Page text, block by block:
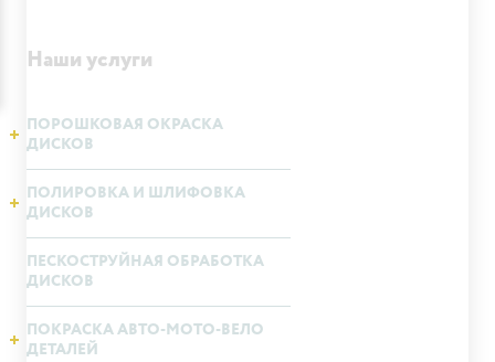
Наши услуги
ПОРОШКОВАЯ ОКРАСКА
ДИСКОВ
ПОЛИРОВКА И ШЛИФОВКА
ДИСКОВ
ПЕСКОСТРУЙНАЯ ОБРАБОТКА
ДИСКОВ
ПОКРАСКА АВТО-МОТО-ВЕЛО
ДЕТАЛЕЙ